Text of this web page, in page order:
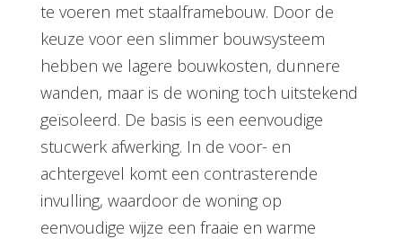
te voeren met staalframebouw. Door de
keuze voor een slimmer bouwsysteem
hebben we lagere bouwkosten, dunnere
wanden, maar is de woning toch uitstekend
geïsoleerd. De basis is een eenvoudige
stucwerk afwerking. In de voor- en
achtergevel komt een contrasterende
invulling, waardoor de woning op
eenvoudige wijze een fraaie en warme